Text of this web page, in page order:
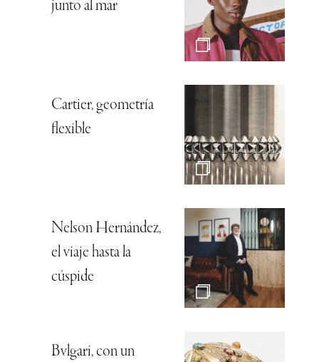
junto al mar
Cartier, geometría
flexible
Nelson Hernández,
el viaje hasta la
cúspide
Bvlgari, con un